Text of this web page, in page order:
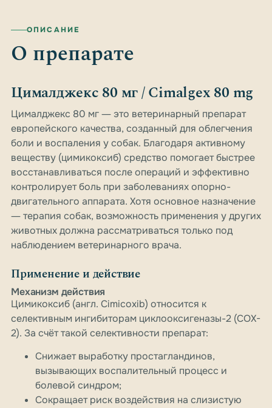
ОПИСАНИЕ
О препарате
Цималджекс 80 мг / Cimalgex 80 mg
Цималджекс 80 мг ― это ветеринарный препарат
европейского качества, созданный для облегчения
боли и воспаления у собак. Благодаря активному
веществу (цимикоксиб) средство помогает быстрее
восстанавливаться после операций и эффективно
контролирует боль при заболеваниях опорно-
двигательного аппарата. Хотя основное назначение
― терапия собак, возможность применения у других
животных должна рассматриваться только под
наблюдением ветеринарного врача.
Применение и действие
Механизм действия
Цимикоксиб (англ. Cimicoxib) относится к
селективным ингибиторам циклооксигеназы-2 (COX-
2). За счёт такой селективности препарат:
Снижает выработку простагландинов,
вызывающих воспалительный процесс и
болевой синдром;
Сокращает риск воздействия на слизистую